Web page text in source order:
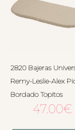
2820 Bajeras
Remy-Leslie-Alex
Bordado Topitos
47.00€